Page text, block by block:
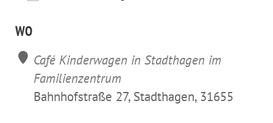
WO
Café Kinderwagen in Stadthagen im
Familienzentrum
Bahnhofstraße 27, Stadthagen, 31655